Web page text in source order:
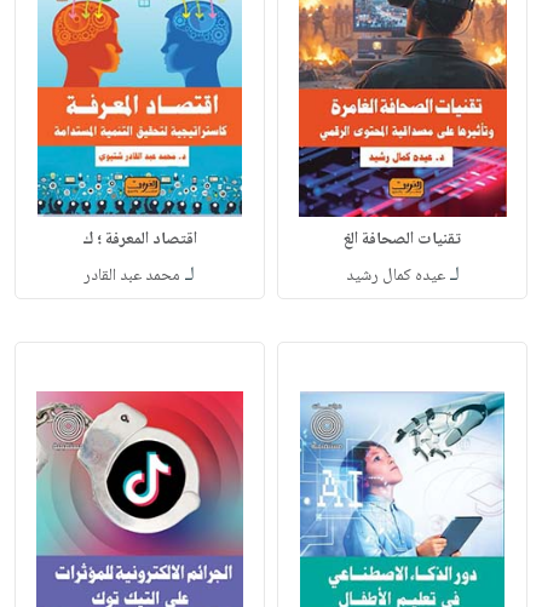
تقنيات الصحافة الغ
لـعيده كمال رشيد
اقتصاد المعرفة ؛ ك
لـ محمد عبد القادر